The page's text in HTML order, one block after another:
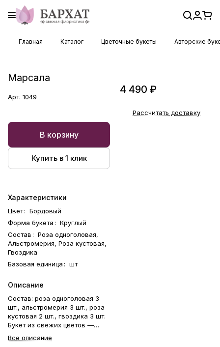
Главная Каталог Цветочные букеты Авторские
Марсала
Арт. 1049
В корзину
Купить в 1 клик
Характеристики
Цвет: Бордовый
Форма букета: Круглый
Состав: Роза одноголовая,
Альстромерия, Роза кустовая,
Гвоздика
Базовая единица: шт
Описание
Состав: роза одноголовая 3
шт., альстромерия 3 шт., роза
кустовая 2 шт., гвоздика 3 шт.
Букет из свежих цветов —
чувства: ко дню рождения,
Все описание
4 490 ₽
Рассчитать доставку